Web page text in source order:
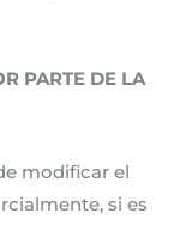
PARTE DE LA
modificar el
si es